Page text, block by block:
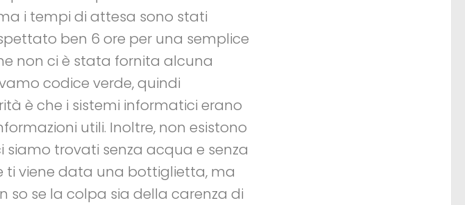
i tempi di attesa sono stati
ben 6 ore per una semplice
non ci è stata fornita alcuna
codice verde, quindi
è che i sistemi informatici erano
utili. Inoltre, non esistono
trovati senza acqua e senza
ti viene data una bottiglietta, ma
so se la colpa sia della carenza di